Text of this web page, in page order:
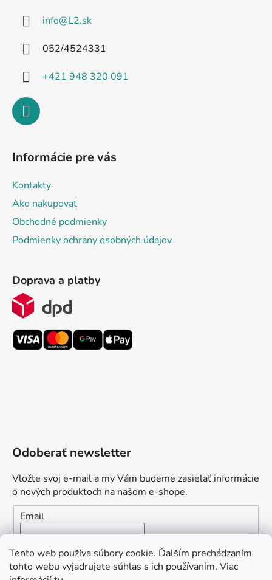
Tento web používa súbory cookie. Ďalším prechádzaním
tohto webu vyjadrujete súhlas s ich používaním. Viac
info@L2.sk
052/4524331
+421 948 320 091
Informácie pre vás
Kontakty
Ako nakupovať
Obchodné podmienky
Podmienky ochrany osobných údajov
Doprava a platby
Odoberať newsletter
Vložte svoj e-mail a my Vám budeme zasielať informácie
o nových produktoch na našom e-shope.
Email
Vložením e-mailu súhlasíte s
podmienkami ochrany
osobných údajov